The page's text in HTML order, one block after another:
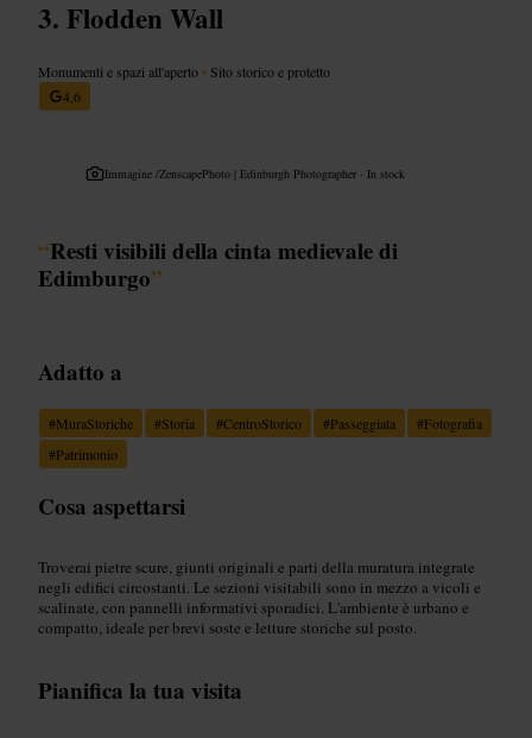
Flodden Wall
Monumenti e spazi all'aperto • Sito storico e protetto
4,6
Immagine /ZenscapePhoto | Edinburgh Photographer · In stock
“Resti visibili della cinta medievale di
Edimburgo”
Adatto a
#MuraStoriche #Storia #CentroStorico #Passeggiata #Fotografia
#Patrimonio
Cosa aspettarsi
Troverai pietre scure, giunti originali e parti della muratura integrate
negli edifici circostanti. Le sezioni visitabili sono in mezzo a vicoli e
scalinate, con pannelli informativi sporadici. L'ambiente è urbano e
compatto, ideale per brevi soste e letture storiche sul posto.
Pianifica la tua visita